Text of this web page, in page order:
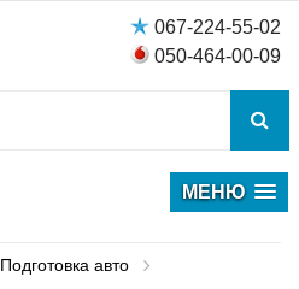
067-224-55-02
050-464-00-09
МЕНЮ
Подготовка авто